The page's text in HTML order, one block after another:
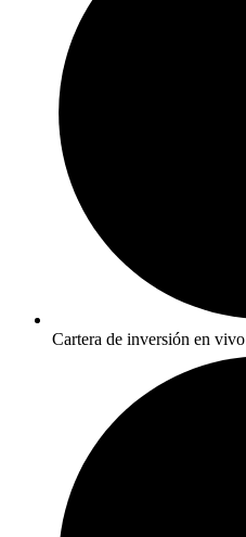
Cartera de inversión en vivo